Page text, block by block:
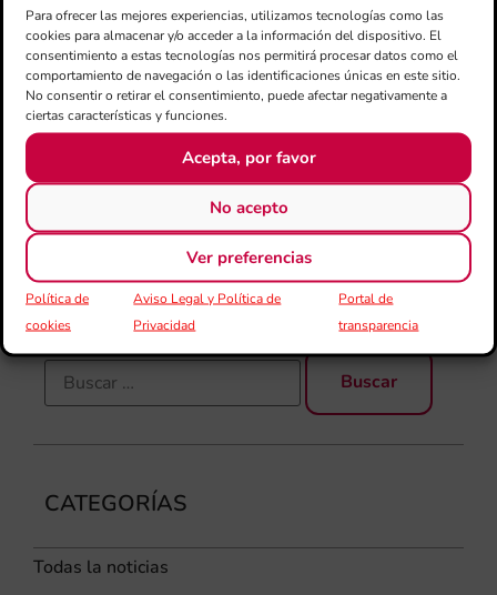
Para ofrecer las mejores experiencias, utilizamos tecnologías como las
cookies para almacenar y/o acceder a la información del dispositivo. El
consentimiento a estas tecnologías nos permitirá procesar datos como el
comportamiento de navegación o las identificaciones únicas en este sitio.
No consentir o retirar el consentimiento, puede afectar negativamente a
ciertas características y funciones.
Acepta, por favor
No acepto
Ver preferencias
Política de
cookies
Aviso Legal y Política de
Privacidad
Portal de
transparencia
CATEGORÍAS
Todas la noticias